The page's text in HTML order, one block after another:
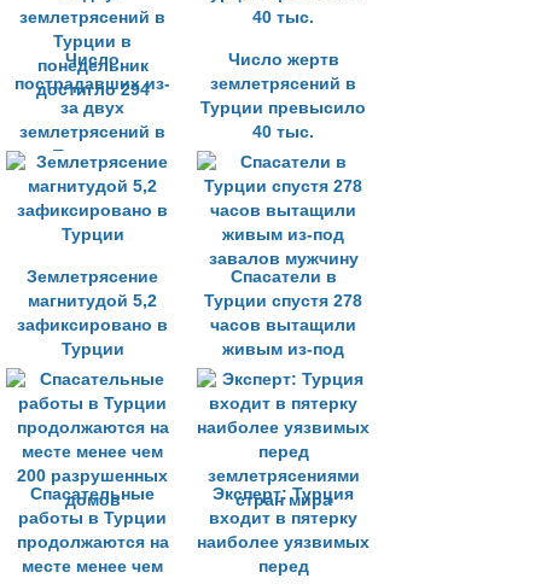
Число
пострадавших из-
за двух
землетрясений в
Турции в
понедельник
достигло 294
Число жертв
землетрясений в
Турции превысило
40 тыс.
Землетрясение
магнитудой 5,2
зафиксировано в
Турции
Спасатели в
Турции спустя 278
часов вытащили
живым из-под
завалов мужчину
Спасательные
работы в Турции
продолжаются на
месте менее чем
Эксперт: Турция
входит в пятерку
наиболее уязвимых
перед